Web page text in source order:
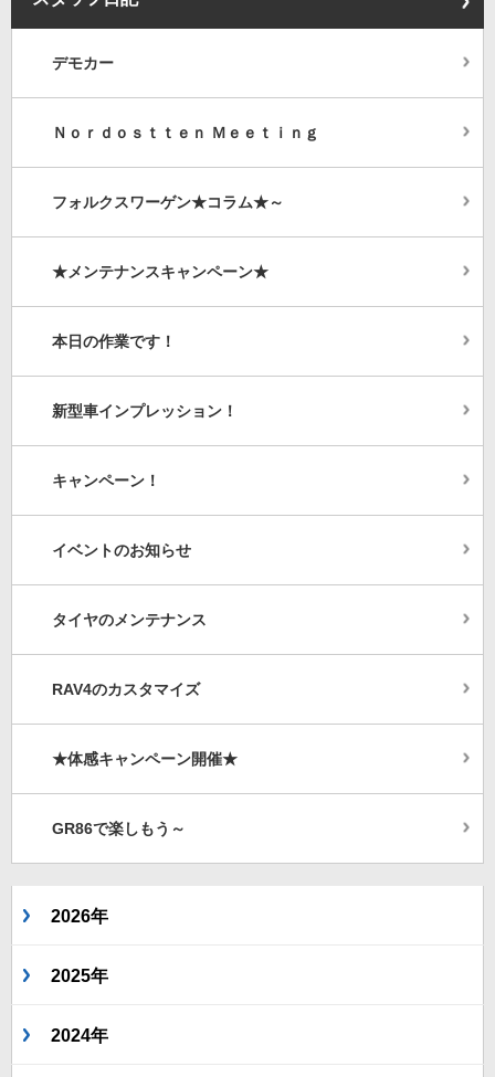
デモカー
Ｎｏｒｄｏｓｔｔｅｎ Ｍｅｅｔｉｎｇ
フォルクスワーゲン★コラム★～
★メンテナンスキャンペーン★
本日の作業です！
新型車インプレッション！
キャンペーン！
イベントのお知らせ
タイヤのメンテナンス
RAV4のカスタマイズ
★体感キャンペーン開催★
GR86で楽しもう～
2026年
2025年
2024年